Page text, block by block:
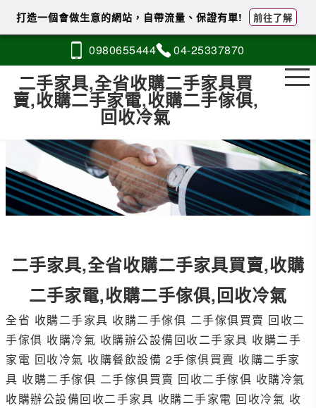
0980655444 04-25337870
二手家具,全省收購二手家具買
賣,收購二手家電,收購二手傢俱,
回收冷氣
二手家具,全省收購二手家具買賣,收購
二手家電,收購二手傢俱,回收冷氣
全省 收購二手家具 收購二手傢俱 二手傢俱買賣 回收二
手傢俱 收購冷氣 收購辦公設備回收二手家具 收購二手
家電 回收冷氣 收購餐飲設備 2手傢俱買賣 收購二手家
具 收購二手傢俱 二手傢俱買賣 回收二手傢俱 收購冷氣
收購辦公設備回收二手家具 收購二手家電 回收冷氣 收
打造一個會做生意的網站，自帶流量、保證有單! 前往了解